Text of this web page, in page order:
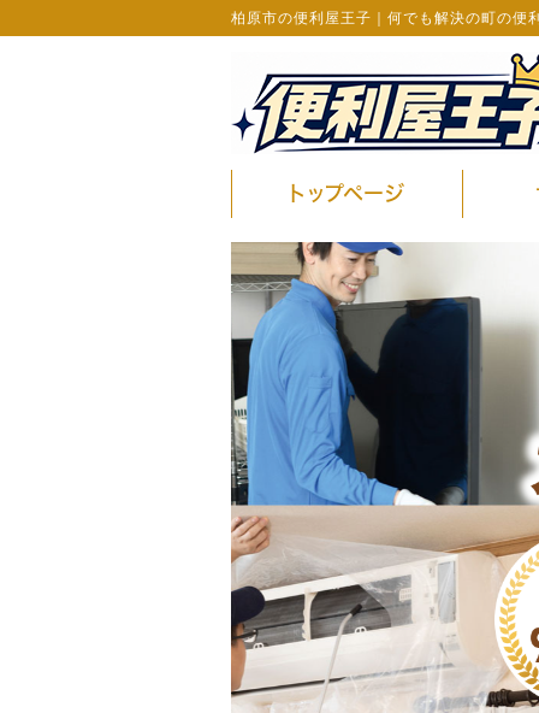
柏原市の便利屋王子｜何でも解決の町の便
トップページ